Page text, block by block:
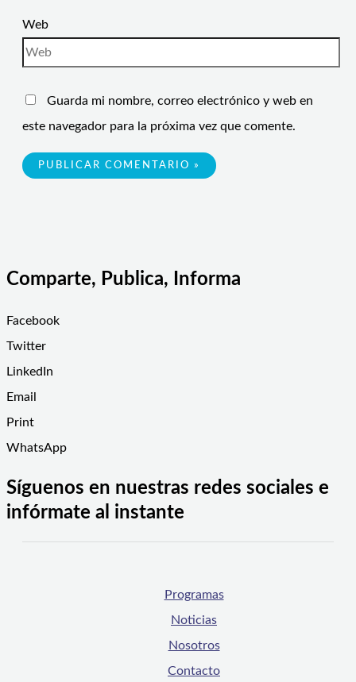
Web
Guarda mi nombre, correo electrónico y web en
este navegador para la próxima vez que comente.
Comparte, Publica, Informa
Facebook
Twitter
LinkedIn
Email
Print
WhatsApp
Síguenos en nuestras redes sociales e
infórmate al instante
Programas
Noticias
Nosotros
Contacto